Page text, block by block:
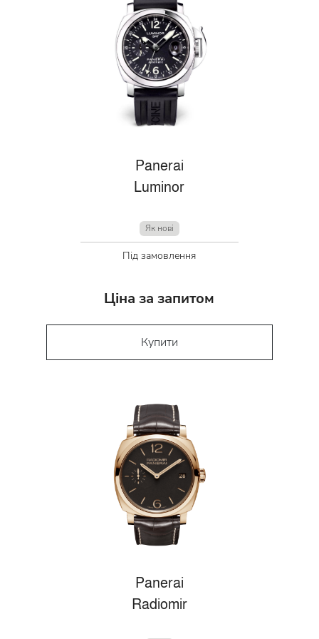
Panerai
Luminor
Як нові
Під замовлення
Ціна за запитом
Купити
Panerai
Radiomir